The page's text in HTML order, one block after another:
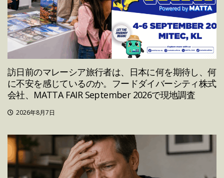
訪日前のマレーシア旅行者は、日本に何を期待し、何
に不安を感じているのか。フードダイバーシティ株式
会社、MATTA FAIR September 2026で現地調査
2026年8月7日